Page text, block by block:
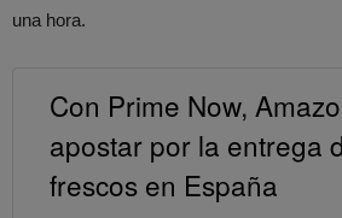
una hora.
Con Prime Now,
apostar por la entrega
frescos en España